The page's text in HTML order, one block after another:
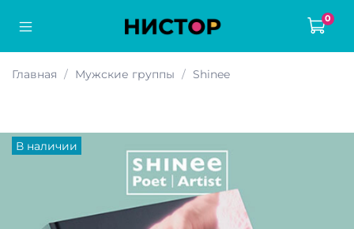
0
Главная Мужские группы Shinee
В наличии